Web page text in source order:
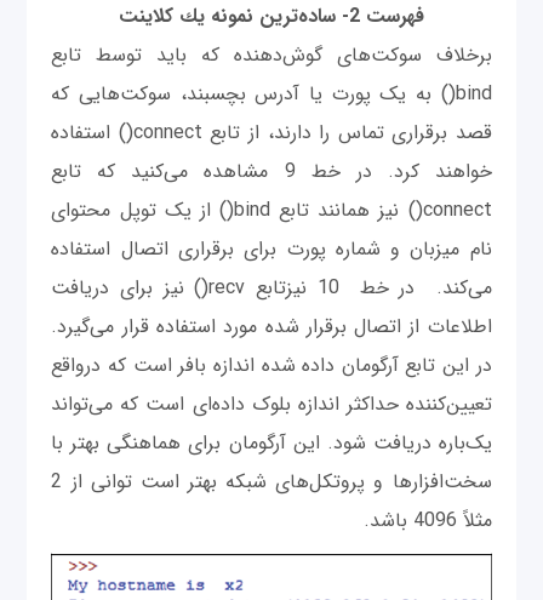
فهرست 2- ساده‌ترين نمونه يك كلاينت
برخلاف سوکت‌های گوش‌دهنده که باید توسط تابع
bind() به یک پورت یا آدرس بچسبند، سوکت‌هایی که
قصد برقراری تماس را دارند، از تابع connect() استفاده
خواهند کرد. در خط 9 مشاهده می‌کنید که تابع
connect() نیز همانند تابع bind() از یک توپل محتوای
نام میزبان و شماره پورت برای برقراری اتصال استفاده
می‌کند. در خط 10 نيزتابع recv() نیز برای دریافت
اطلاعات از اتصال برقرار شده مورد استفاده قرار می‌گیرد.
در این تابع آرگومان داده شده اندازه بافر است که درواقع
تعیین‌کننده حداکثر اندازه بلوک داده‌ای است که می‌تواند
یک‌باره دریافت شود. این آرگومان برای هماهنگی بهتر با
سخت‌افزارها و پروتکل‌های شبکه بهتر است توانی از 2
مثلاً 4096 باشد.